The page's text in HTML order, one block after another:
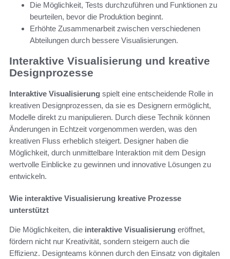
Die Möglichkeit, Tests durchzuführen und Funktionen zu
beurteilen, bevor die Produktion beginnt.
Erhöhte Zusammenarbeit zwischen verschiedenen
Abteilungen durch bessere Visualisierungen.
Interaktive Visualisierung und kreative
Designprozesse
Interaktive Visualisierung spielt eine entscheidende Rolle in
kreativen Designprozessen, da sie es Designern ermöglicht,
Modelle direkt zu manipulieren. Durch diese Technik können
Änderungen in Echtzeit vorgenommen werden, was den
kreativen Fluss erheblich steigert. Designer haben die
Möglichkeit, durch unmittelbare Interaktion mit dem Design
wertvolle Einblicke zu gewinnen und innovative Lösungen zu
entwickeln.
Wie interaktive Visualisierung kreative Prozesse
unterstützt
Die Möglichkeiten, die interaktive Visualisierung eröffnet,
fördern nicht nur Kreativität, sondern steigern auch die
Effizienz. Designteams können durch den Einsatz von digitalen